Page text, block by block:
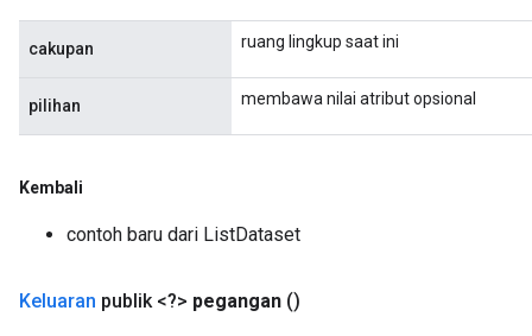
cakupan ruang lingkup saat ini
pilihan membawa nilai atribut opsional
Kembali
contoh baru dari ListDataset
Keluaran publik <?> pegangan ()